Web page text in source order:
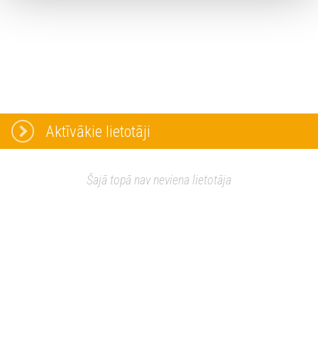
Aktīvākie lietotāji
Šajā topā nav neviena lietotāja